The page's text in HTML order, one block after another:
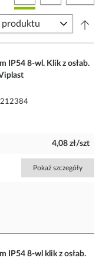
IP54 8-wl. Klik z osłab.
4,08 zł/szt
Pokaż szczegóły
IP54 8-wl klik z osłab.